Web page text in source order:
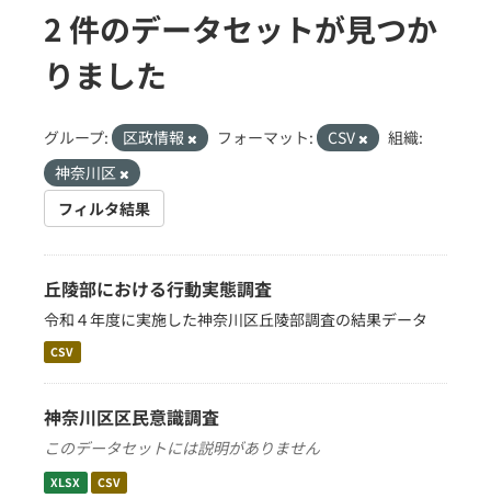
2 件のデータセットが見つか
りました
グループ: 区政情報 フォーマット: CSV
組織:
神奈川区
フィルタ結果
丘陵部における行動実態調査
令和４年度に実施した神奈川区丘陵部調査の結果データ
CSV
神奈川区区民意識調査
このデータセットには説明がありません
XLSX CSV